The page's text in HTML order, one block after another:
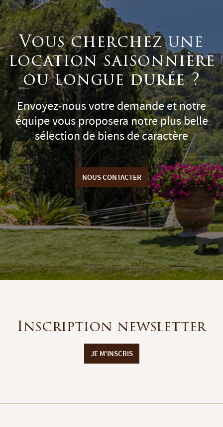
Vous cherchez une
location saisonnière
ou longue durée ?
Envoyez-nous votre demande et notre
équipe vous proposera notre plus belle
sélection de biens de caractère
NOUS CONTACTER
Inscription newsletter
JE M'INSCRIS